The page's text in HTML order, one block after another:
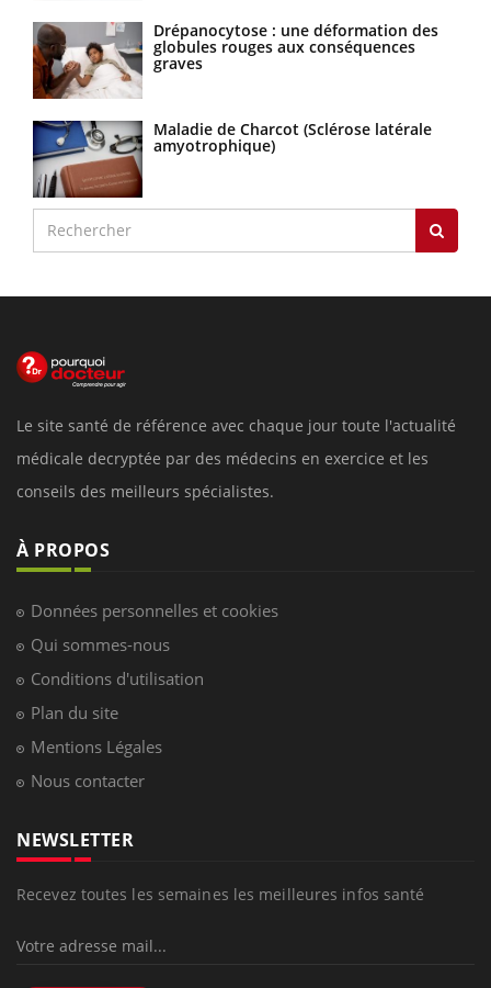
Drépanocytose : une déformation des
globules rouges aux conséquences
graves
Maladie de Charcot (Sclérose latérale
amyotrophique)
Le site santé de référence avec chaque jour toute l'actualité
médicale decryptée par des médecins en exercice et les
conseils des meilleurs spécialistes.
À PROPOS
Données personnelles et cookies
Qui sommes-nous
Conditions d'utilisation
Plan du site
Mentions Légales
Nous contacter
NEWSLETTER
Recevez toutes les semaines les meilleures infos santé